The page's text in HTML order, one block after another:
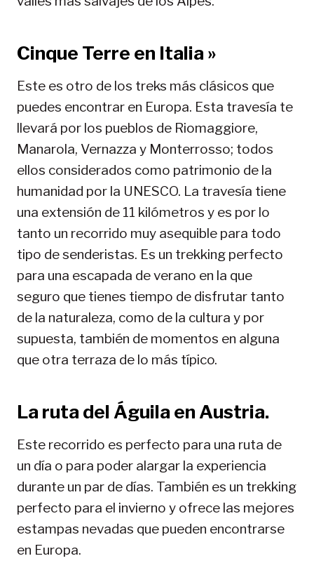
Cinque Terre en Italia »
Este es otro de los treks más clásicos que
puedes encontrar en Europa. Esta travesía te
llevará por los pueblos de Riomaggiore,
Manarola, Vernazza y Monterrosso; todos
ellos considerados como patrimonio de la
humanidad por la UNESCO. La travesía tiene
una extensión de 11 kilómetros y es por lo
tanto un recorrido muy asequible para todo
tipo de senderistas. Es un trekking perfecto
para una escapada de verano en la que
seguro que tienes tiempo de disfrutar tanto
de la naturaleza, como de la cultura y por
supuesta, también de momentos en alguna
que otra terraza de lo más típico.
La ruta del Águila en Austria.
Este recorrido es perfecto para una ruta de
un día o para poder alargar la experiencia
durante un par de días. También es un trekking
perfecto para el invierno y ofrece las mejores
estampas nevadas que pueden encontrarse
en Europa.